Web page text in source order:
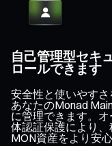
自己管理型セキ
ロールできます
安全性と使いやすさ
あなたのMonad
に管理できます。
体認証保護により、
MON資産をより安